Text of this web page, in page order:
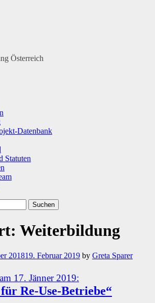
Österreich
Datenbank
Statuten
Weiterbildung
201819. Februar 2019 by Greta Sparer
17. Jänner 2019:
Re-Use-Betriebe“